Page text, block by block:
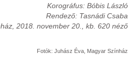
Korográfus: Bóbis László
Rendező: Tasnádi Csaba
2018. november 20., kb. 620 néző
Fotók: Juhász Éva, Magyar Színház